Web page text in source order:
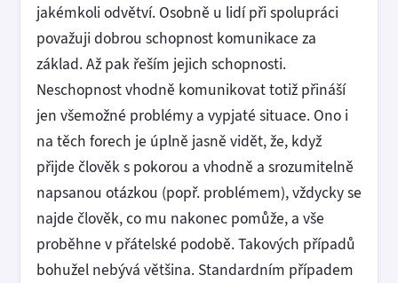
jakémkoli odvětví. Osobně u lidí při spolupráci
považuji dobrou schopnost komunikace za
základ. Až pak řeším jejich schopnosti.
Neschopnost vhodně komunikovat totiž přináší
jen všemožné problémy a vypjaté situace. Ono i
na těch forech je úplně jasně vidět, že, když
přijde člověk s pokorou a vhodně a srozumitelně
napsanou otázkou (popř. problémem), vždycky se
najde člověk, co mu nakonec pomůže, a vše
proběhne v přátelské podobě. Takových případů
bohužel nebývá většina. Standardním případem